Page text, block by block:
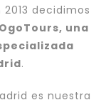
decidimos
OgoTours, una
.
es nuestra